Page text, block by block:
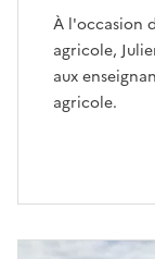
À l'occasion
agricole,
aux
agricole.